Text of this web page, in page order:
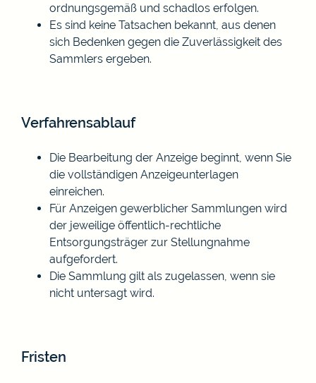
ordnungsgemäß und schadlos erfolgen.
Es sind keine Tatsachen bekannt, aus denen
sich Bedenken gegen die Zuverlässigkeit des
Sammlers ergeben.
Verfahrensablauf
Die Bearbeitung der Anzeige beginnt, wenn Sie
die vollständigen Anzeigeunterlagen
einreichen.
Für Anzeigen gewerblicher Sammlungen wird
der jeweilige öffentlich-rechtliche
Entsorgungsträger zur Stellungnahme
aufgefordert.
Die Sammlung gilt als zugelassen, wenn sie
nicht untersagt wird.
Fristen